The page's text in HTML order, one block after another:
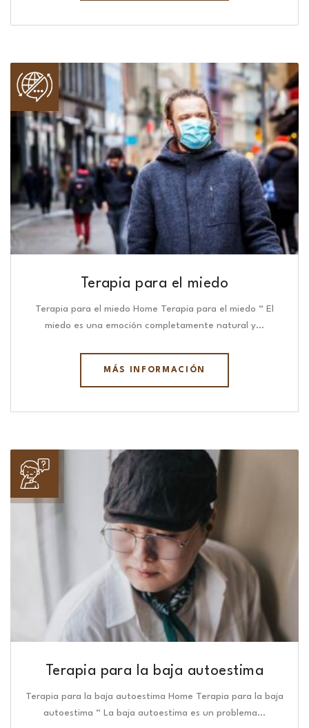
Terapia para el miedo
Terapia para el miedo Home Terapia para el miedo “ El
miedo es una emoción completamente natural y…
MÁS INFORMACIÓN
Terapia para la baja autoestima
Terapia para la baja autoestima Home Terapia para la baja
autoestima “ La baja autoestima es un problema…